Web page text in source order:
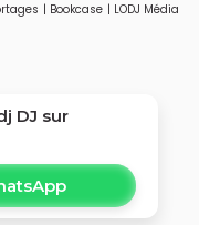
| Bookcase | LODJ Média
DJ sur